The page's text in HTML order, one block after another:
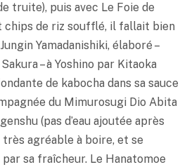
truite), puis avec Le Foie de
chips de riz soufflé, il fallait bien
Yamadanishiki, élaboré –
– à Yoshino par Kitaoka
de kabocha dans sa sauce
du Mimurosugi Dio Abita
(pas d’eau ajoutée après
agréable à boire, et se
sa fraîcheur. Le Hanatomoe